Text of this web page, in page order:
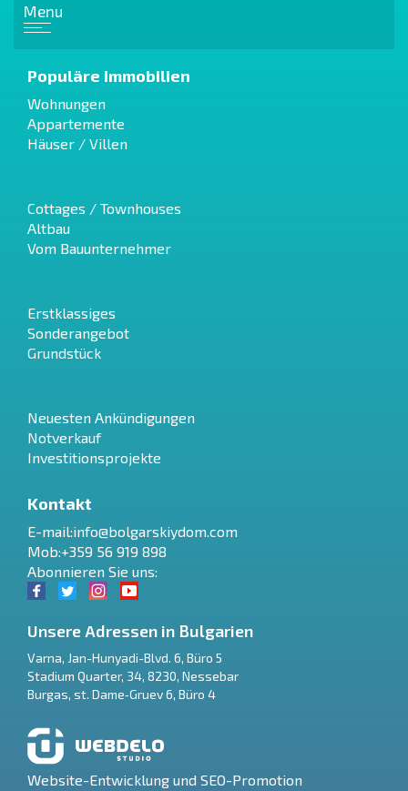
$
Menu
Populäre Immobilien
Wohnungen
Appartemente
Häuser / Villen
Cottages / Townhouses
Altbau
Vom Bauunternehmer
Erstklassiges
Sonderangebot
Grundstück
Neuesten Ankündigungen
Notverkauf
Investitionsprojekte
Kontakt
E-mail:info@bolgarskiydom.com
Mob:+359 56 919 898
Abonnieren Sie uns:
Unsere Adressen in Bulgarien
Varna, Jan-Hunyadi-Blvd. 6, Büro 5
Stadium Quarter, 34, 8230, Nessebar
Burgas, st. Dame‑Gruev 6, Büro 4
Website-Entwicklung und SEO-Promotion